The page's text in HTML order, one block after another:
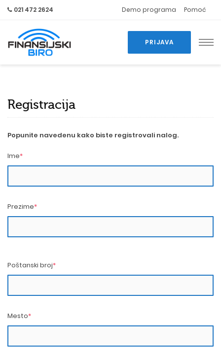
021 472 2624 Demo programa Pomoć
PRIJAVA
Registracija
Popunite navedenu kako biste registrovali nalog.
Ime*
Prezime*
Poštanski broj*
Mesto*